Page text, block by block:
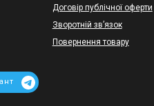
Договір публічної оферти
Зворотній зв’язок
Повернення товару